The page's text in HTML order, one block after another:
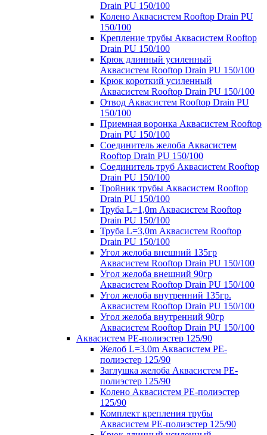
Drain PU 150/100
Колено Аквасистем Rooftop Drain PU
150/100
Крепление трубы Аквасистем Rooftop
Drain PU 150/100
Крюк длинный усиленный
Аквасистем Rooftop Drain PU 150/100
Крюк короткий усиленный
Аквасистем Rooftop Drain PU 150/100
Отвод Аквасистем Rooftop Drain PU
150/100
Приемная воронка Аквасистем Rooftop
Drain PU 150/100
Соединитель желоба Аквасистем
Rooftop Drain PU 150/100
Соединитель труб Аквасистем Rooftop
Drain PU 150/100
Тройник трубы Аквасистем Rooftop
Drain PU 150/100
Труба L=1,0m Аквасистем Rooftop
Drain PU 150/100
Труба L=3,0m Аквасистем Rooftop
Drain PU 150/100
Угол желоба внешний 135гр
Аквасистем Rooftop Drain PU 150/100
Угол желоба внешний 90гр
Аквасистем Rooftop Drain PU 150/100
Угол желоба внутренний 135гр.
Аквасистем Rooftop Drain PU 150/100
Угол желоба внутренний 90гр
Аквасистем Rooftop Drain PU 150/100
Аквасистем PE-полиэстер 125/90
Желоб L=3.0m Аквасистем PE-
полиэстер 125/90
Заглушка желоба Аквасистем PE-
полиэстер 125/90
Колено Аквасистем PE-полиэстер
125/90
Комплект крепления трубы
Аквасистем PE-полиэстер 125/90